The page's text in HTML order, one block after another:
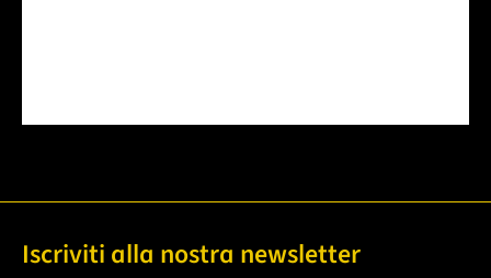
Iscriviti alla nostra newsletter